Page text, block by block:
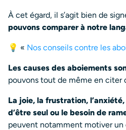
À cet égard, il s’agit bien de
pouvons comparer à notre
💡 « Nos conseils contre les
Les causes des aboiements
pouvons tout de même en citer
La joie, la frustration,
d’être seul ou le besoin de
peuvent notamment motiver un